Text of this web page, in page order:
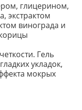
глицерином,
экстрактом
винограда и
Гель
укладок,
мокрых